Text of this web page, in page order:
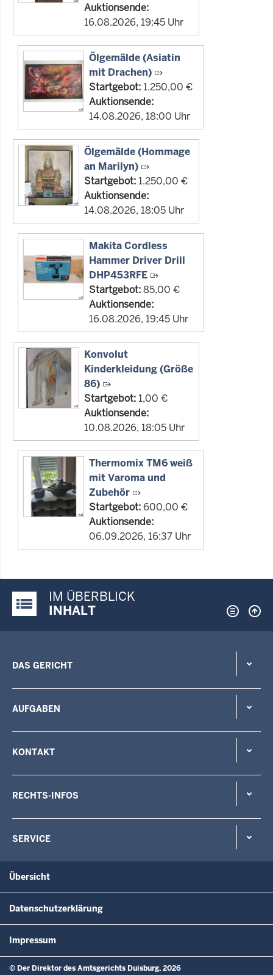
Auktionsende:
16.08.2026, 19:45 Uhr
Ölgemälde (Asiatin
mit Drachen)
Startgebot:1.250,00 €
Auktionsende:
14.08.2026, 18:00 Uhr
Ölgemälde (Hommage
an Marilyn)
Startgebot:1.250,00 €
Auktionsende:
14.08.2026, 18:05 Uhr
Makita Cordless
Hammer Driver Drill
DHP453RFE
Startgebot:85,00 €
Auktionsende:
16.08.2026, 19:45 Uhr
Konvolut
Kinderkleidung (Größe
86)
Startgebot:1,00 €
Auktionsende:
10.08.2026, 18:05 Uhr
Thermomix TM6 weiß
mit Varoma und
Zubehör
Startgebot:600,00 €
Auktionsende:
06.09.2026, 16:37 Uhr
Justiz-Portal im Überblick:
IM ÜBERBLICK
INHALT
DAS GERICHT
AUFGABEN
KONTAKT
RECHTS-INFOS
SERVICE
Übersicht
Datenschutzerklärung
Impressum
© Der Direktor des Amtsgerichts Duisburg, 2026